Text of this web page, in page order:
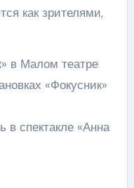
как зрителями,
в Малом театре
«Фокусник»
в спектакле «Анна